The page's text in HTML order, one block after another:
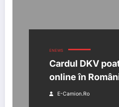
ENEWS
Cardul DKV
online în
E-Camion.ro